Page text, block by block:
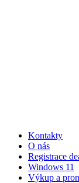
Kontakty
O nás
Registrace
Windows 11
Výkup a